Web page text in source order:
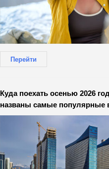
Перейти
Куда поехать осенью 2026
названы самые популярные